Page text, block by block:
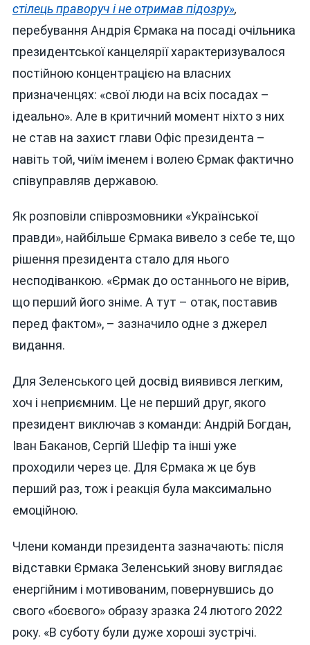
стілець праворуч і не отримав підозру»,
перебування Андрія Єрмака на посаді очільника
президентської канцелярії характеризувалося
постійною концентрацією на власних
призначенцях: «свої люди на всіх посадах –
ідеально». Але в критичний момент ніхто з них
не став на захист глави Офіс президента –
навіть той, чиїм іменем і волею Єрмак фактично
співуправляв державою.
Як розповіли співрозмовники «Української
правди», найбільше Єрмака вивело з себе те, що
рішення президента стало для нього
несподіванкою. «Єрмак до останнього не вірив,
що перший його зніме. А тут – отак, поставив
перед фактом», – зазначило одне з джерел
видання.
Для Зеленського цей досвід виявився легким,
хоч і неприємним. Це не перший друг, якого
президент виключав з команди: Андрій Богдан,
Іван Баканов, Сергій Шефір та інші уже
проходили через це. Для Єрмака ж це був
перший раз, тож і реакція була максимально
емоційною.
Члени команди президента зазначають: після
відставки Єрмака Зеленський знову виглядає
енергійним і мотивованим, повернувшись до
свого «боєвого» образу зразка 24 лютого 2022
року. «В суботу були дуже хороші зустрічі.